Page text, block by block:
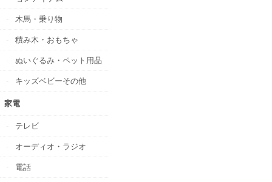
木馬・乗り物
積み木・おもちゃ
ぬいぐるみ・ペット用品
キッズベビーその他
家電
テレビ
オーディオ・ラジオ
電話